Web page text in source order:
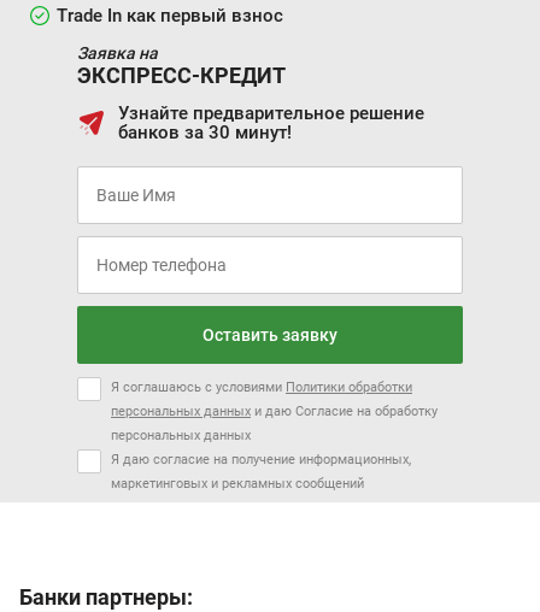
Trade In как первый взнос
Заявка на
ЭКСПРЕСС-КРЕДИТ
Узнайте предварительное решение
банков за 30 минут!
Оставить заявку
Я соглашаюсь с условиями Политики обработки
персональных данных и даю Согласие на обработку
персональных данных
Я даю согласие на получение информационных,
маркетинговых и рекламных сообщений
Банки партнеры: